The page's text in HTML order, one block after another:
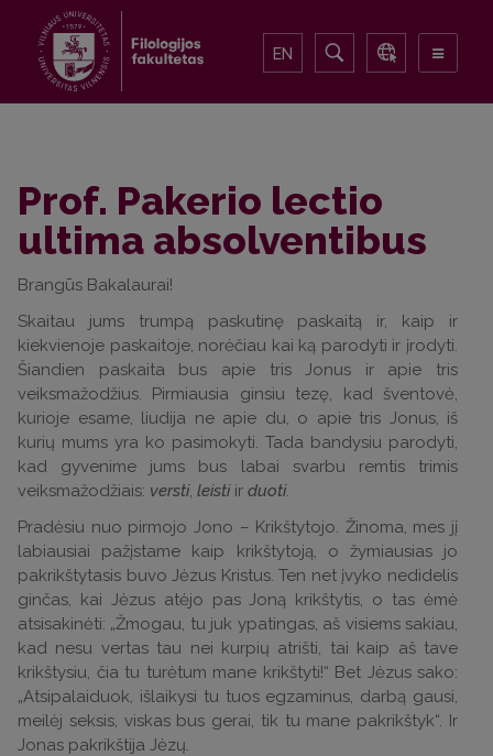
EN
Prof. Pakerio lectio
ultima absolventibus
Brangūs Bakalaurai!
Skaitau jums trumpą paskutinę paskaitą ir, kaip ir
kiekvienoje paskaitoje, norėčiau kai ką parodyti ir įrodyti.
Šiandien paskaita bus apie tris Jonus ir apie tris
veiksmažodžius. Pirmiausia ginsiu tezę, kad šventovė,
kurioje esame, liudija ne apie du, o apie tris Jonus, iš
kurių mums yra ko pasimokyti. Tada bandysiu parodyti,
kad gyvenime jums bus labai svarbu remtis trimis
veiksmažodžiais: versti, leistiir duoti.
Pradėsiu nuo pirmojo Jono – Krikštytojo. Žinoma, mes jį
labiausiai pažįstame kaip krikštytoją, o žymiausias jo
pakrikštytasis buvo Jėzus Kristus. Ten net įvyko nedidelis
ginčas, kai Jėzus atėjo pas Joną krikštytis, o tas ėmė
atsisakinėti: „Žmogau, tu juk ypatingas, aš visiems sakiau,
kad nesu vertas tau nei kurpių atrišti, tai kaip aš tave
krikštysiu, čia tu turėtum mane krikštyti!“ Bet Jėzus sako:
„Atsipalaiduok, išlaikysi tu tuos egzaminus, darbą gausi,
meilėj seksis, viskas bus gerai, tik tu mane pakrikštyk“. Ir
Jonas pakrikštija Jėzų.